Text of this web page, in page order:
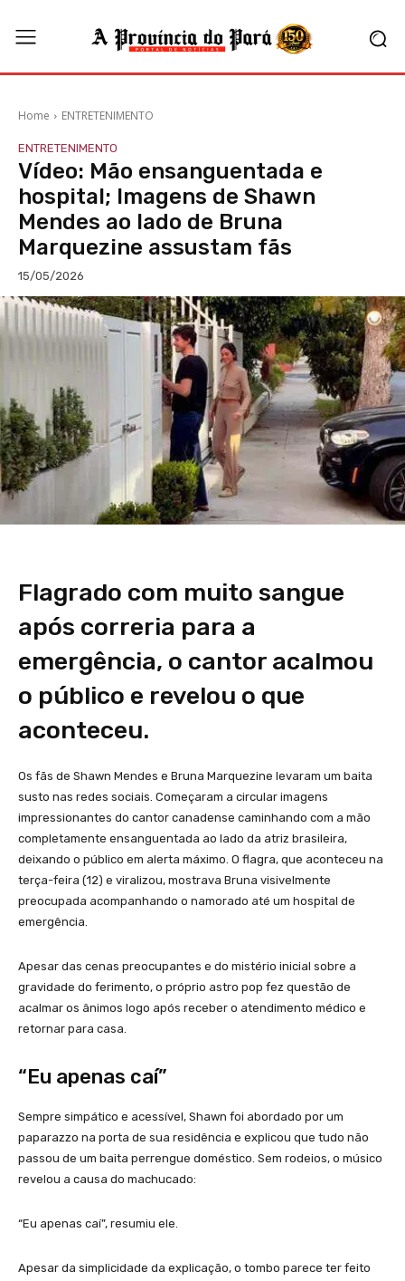
Home ENTRETENIMENTO
ENTRETENIMENTO
Vídeo: Mão ensanguentada e
hospital; Imagens de Shawn
Mendes ao lado de Bruna
Marquezine assustam fãs
15/05/2026
Flagrado com muito sangue
após correria para a
emergência, o cantor acalmou
o público e revelou o que
aconteceu.
Os fãs de Shawn Mendes e Bruna Marquezine levaram um baita
susto nas redes sociais. Começaram a circular imagens
impressionantes do cantor canadense caminhando com a mão
completamente ensanguentada ao lado da atriz brasileira,
deixando o público em alerta máximo. O flagra, que aconteceu na
terça-feira (12) e viralizou, mostrava Bruna visivelmente
preocupada acompanhando o namorado até um hospital de
emergência.
Apesar das cenas preocupantes e do mistério inicial sobre a
gravidade do ferimento, o próprio astro pop fez questão de
acalmar os ânimos logo após receber o atendimento médico e
retornar para casa.
“Eu apenas caí”
Sempre simpático e acessível, Shawn foi abordado por um
paparazzo na porta de sua residência e explicou que tudo não
passou de um baita perrengue doméstico. Sem rodeios, o músico
revelou a causa do machucado:
“Eu apenas caí”, resumiu ele.
Apesar da simplicidade da explicação, o tombo parece ter feito